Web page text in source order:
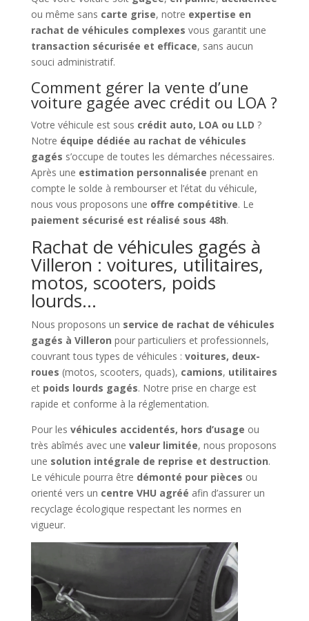
ou même sans carte grise, notre expertise en
rachat de véhicules complexes vous garantit une
transaction sécurisée et efficace, sans aucun
souci administratif.
Comment gérer la vente d’une
voiture gagée avec crédit ou LOA ?
Votre véhicule est sous crédit auto, LOA ou LLD ?
Notre équipe dédiée au rachat de véhicules
gagés s’occupe de toutes les démarches nécessaires.
Après une estimation personnalisée prenant en
compte le solde à rembourser et l’état du véhicule,
nous vous proposons une offre compétitive. Le
paiement sécurisé est réalisé sous 48h.
Rachat de véhicules gagés à
Villeron : voitures, utilitaires,
motos, scooters, poids
lourds…
Nous proposons un service de rachat de véhicules
gagés à Villeron pour particuliers et professionnels,
couvrant tous types de véhicules : voitures, deux-
roues (motos, scooters, quads), camions, utilitaires
et poids lourds gagés. Notre prise en charge est
rapide et conforme à la réglementation.
Pour les véhicules accidentés, hors d’usage ou
très abîmés avec une valeur limitée, nous proposons
une solution intégrale de reprise et destruction.
Le véhicule pourra être démonté pour pièces ou
orienté vers un centre VHU agréé afin d’assurer un
recyclage écologique respectant les normes en
vigueur.